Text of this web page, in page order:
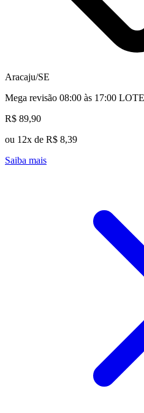
Aracaju/SE
Mega revisão 08:00 às 17:00
R$ 89,90
ou 12x de R$ 8,39
Saiba mais